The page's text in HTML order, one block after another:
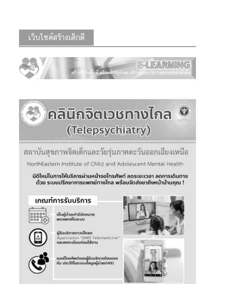
เว็บไซต์สร้างเด็กดี